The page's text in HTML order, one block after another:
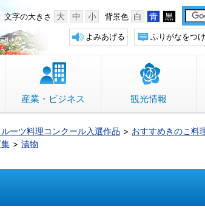
さと 背景色 白 青 黒
文字の大きさ 大 中 小
ふりがなをつ
よみあげる
産業・ビジネス 観光情報
ーツ料理コンクール入選作品
おすすめきのこ料
漬物